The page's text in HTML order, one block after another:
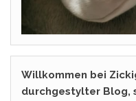
Willkommen bei
durchgestylter Blog,